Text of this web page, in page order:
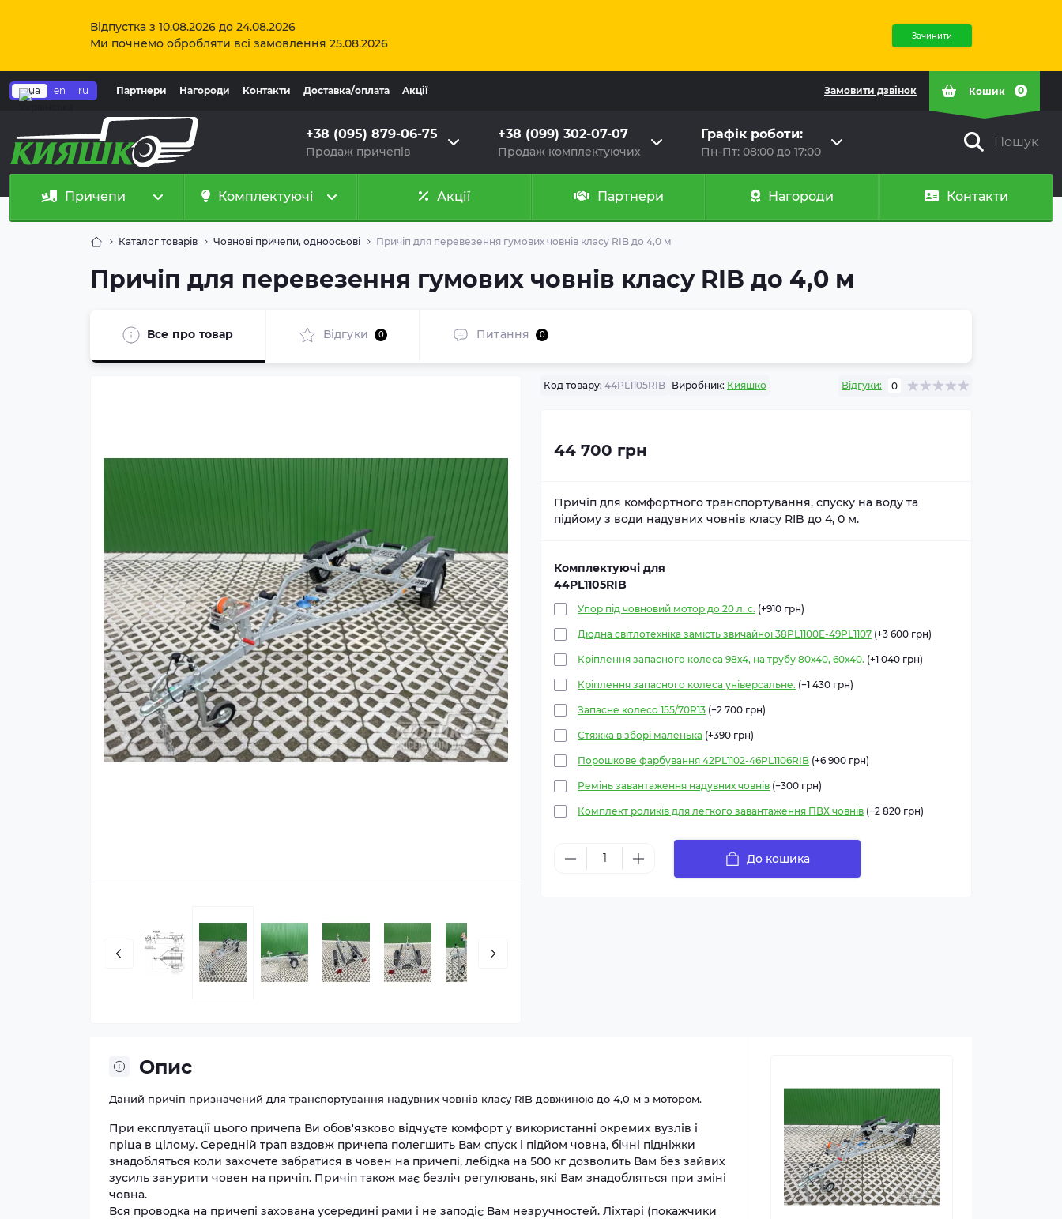
Відпустка з 10.08.2026 до 24.08.2026
Ми почнемо обробляти всі замовлення 25.08.2026
Зачинити
ua en ru Партнери Нагороди Контакти Доставка/оплата Aкції Замовити дзвінок Кошик 0
+38 (095) 879-06-75
Продаж причепів
+38 (099) 302-07-07
Продаж комплектуючих
Графік роботи:
Пн-Пт: 08:00 до 17:00
Пошук
Причепи Комплектуючі Акції Партнери Нагороди Контакти
Каталог товарів Човнові причепи, одноосьові Причіп для перевезення гумових човнів класу RIB до 4,0 м
Причіп для перевезення гумових човнів класу RIB до 4,0 м
Все про товар Відгуки 0 Питання 0
Код товару: 44PL1105RIB Виробник: Кияшко Відгуки: 0
44 700 грн
Причіп для комфортного транспортування, спуску на воду та
підйому з води надувних човнів класу RIB до 4, 0 м.
Комплектуючі для
44PL1105RIB
Упор під човновий мотор до 20 л. с. (+910 грн)
Діодна світлотехніка замість звичайної 38PL1100E-49PL1107 (+3 600 грн)
Кріплення запасного колеса 98х4, на трубу 80х40, 60х40. (+1 040 грн)
Кріплення запасного колеса універсальне. (+1 430 грн)
Запасне колесо 155/70R13 (+2 700 грн)
Стяжка в зборі маленька (+390 грн)
Порошкове фарбування 42PL1102-46PL1106RIB (+6 900 грн)
Ремінь завантаження надувних човнів (+300 грн)
Комплект роликів для легкого завантаження ПВХ човнів (+2 820 грн)
До кошика
Опис
Даний причіп призначений для транспортування надувних човнів класу RIB довжиною до 4,0 м з мотором.
При експлуатації цього причепа Ви обов'язково відчуєте комфорт у використанні окремих вузлів і
пріца в цілому. Середній трап вздовж причепа полегшить Вам спуск і підйом човна, бічні підніжки
знадобляться коли захочете забратися в човен на причепі, лебідка на 500 кг дозволить Вам без зайвих
зусиль занурити човен на причіп. Причіп також має безліч регулювань, які Вам знадобляться при зміні
човна.
Вся проводка на причепі захована усередині рами і не заподіє Вам незручностей. Ліхтарі (покажчики